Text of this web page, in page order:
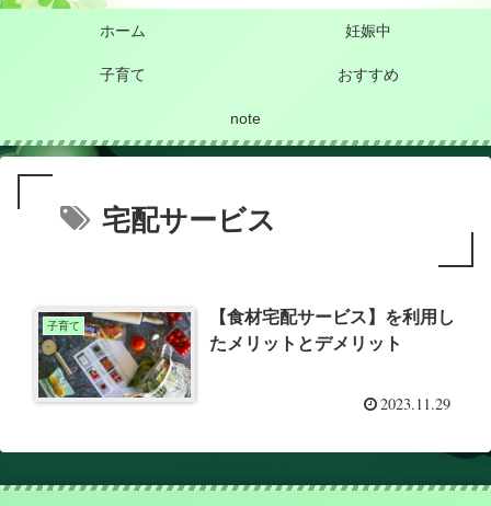
ホーム 妊娠中
子育て おすすめ
note
宅配サービス
子育て
【食材宅配サービス】を利用し
たメリットとデメリット
2023.11.29